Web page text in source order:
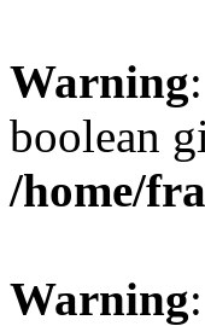
Warning
boolean
/home/
Warning